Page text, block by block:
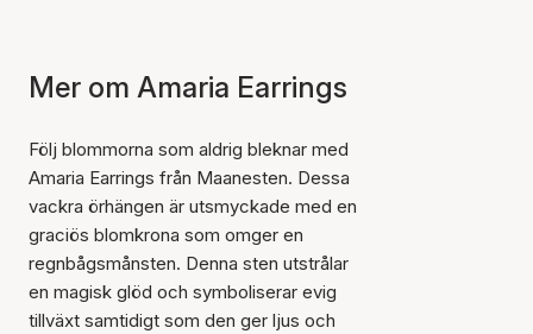
Mer om Amaria Earrings
Följ blommorna som aldrig bleknar med
Amaria Earrings från Maanesten. Dessa
vackra örhängen är utsmyckade med en
graciös blomkrona som omger en
regnbågsmånsten. Denna sten utstrålar
en magisk glöd och symboliserar evig
tillväxt samtidigt som den ger ljus och